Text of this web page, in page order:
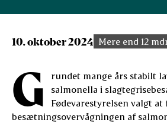
10. oktober 2024 Mere end 12
G
rundet mange års stabilt
salmonella i
Fødevarestyrelsen valgt at
besætningsovervågningen af